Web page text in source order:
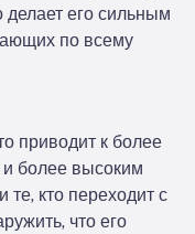
делает его сильным
по всему
приводит к более
более высоким
кто переходит с
что его